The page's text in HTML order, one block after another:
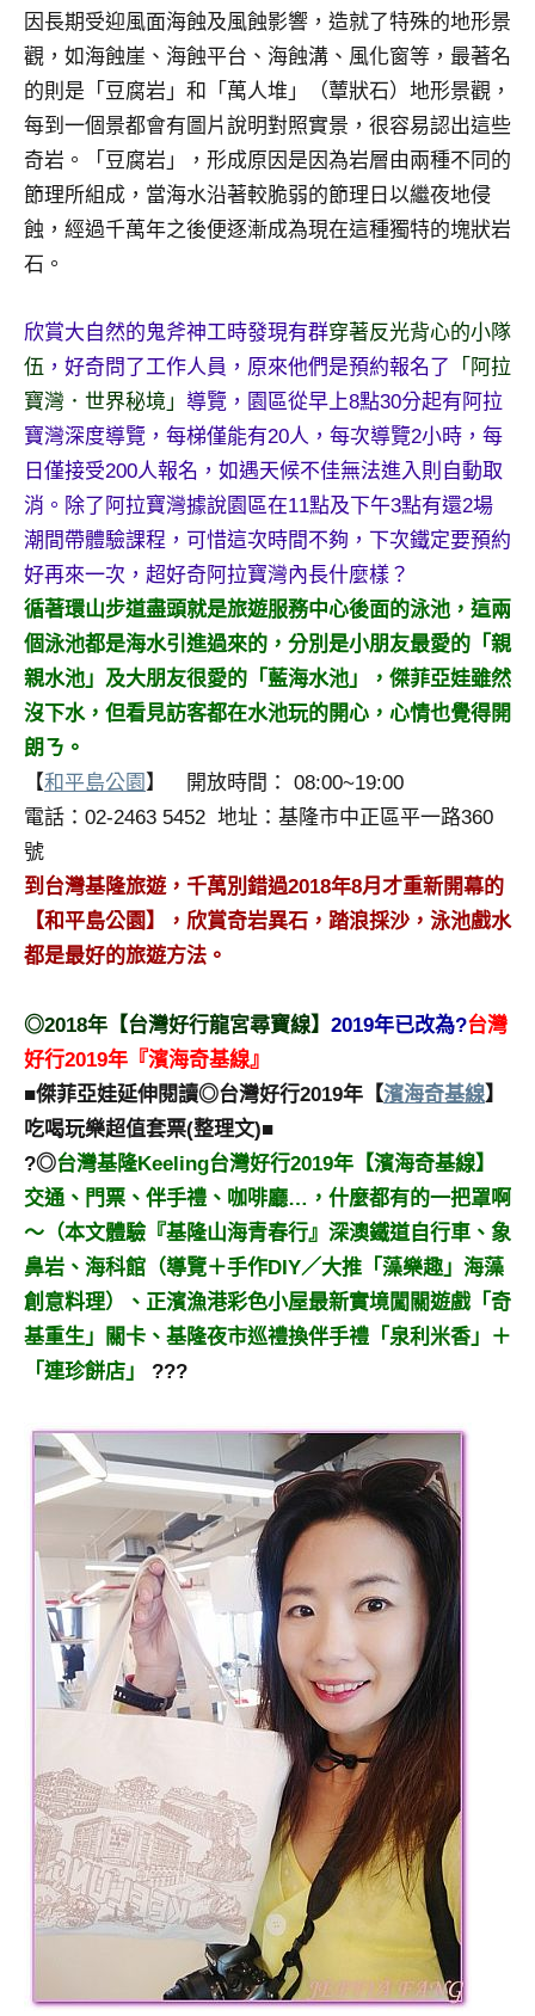
因長期受迎風面海蝕及風蝕影響，造就了特殊的地形景
觀，如海蝕崖、海蝕平台、海蝕溝、風化窗等，最著名
的則是「豆腐岩」和「萬人堆」（蕈狀石）地形景觀，
每到一個景都會有圖片說明對照實景，很容易認出這些
奇岩。「豆腐岩」，形成原因是因為岩層由兩種不同的
節理所組成，當海水沿著較脆弱的節理日以繼夜地侵
蝕，經過千萬年之後便逐漸成為現在這種獨特的塊狀岩
石。
欣賞大自然的鬼斧神工時發現有群穿著反光背心的小隊
伍 ，好奇問了工作人員，原來他們是預約報名了
「阿拉
寶灣．世界秘境」 導覽，園區從早上8點30分起有阿拉
寶灣深度導覽，每梯僅能有20人，每次導覽2小時，每
日僅接受200人報名，如遇天候不佳無法進入則自動取
消。除了阿拉寶灣據說園區在11點及下午3點有還2場
潮間帶體驗課程，可惜這次時間不夠，下次鐵定要預約
好再來一次，超好奇阿拉寶灣內長什麼樣？
循著環山步道盡頭就是旅遊服務中心後面的泳池，這兩
個泳池都是海水引進過來的，分別是小朋友最愛的「親
親水池」及大朋友很愛的「藍海水池」，傑菲亞娃雖然
沒下水，但看見訪客都在水池玩的開心，心情也覺得開
朗ㄋ。
【和平島公園 】 開放時間： 08:00~19:00
電話：02-2463 5452 地址：基隆市中正區平一路360
號
到台灣基隆旅遊，千萬別錯過2018年8月才重新開幕的
【和平島公園】，欣賞奇岩異石，踏浪採沙，泳池戲水
都是最好的旅遊方法。
◎2018年【台灣好行龍宮尋寶線】 2019年已改為?台灣
好行2019年『濱海奇基線』
■傑菲亞娃延伸閱讀◎台灣好行2019年【濱海奇基線】
吃喝玩樂超值套票(整理文)■
?◎台灣基隆Keeling台灣好行2019年【濱海奇基線】
交通、門票、伴手禮、咖啡廳…，什麼都有的一把罩啊
～（本文體驗『基隆山海青春行』深澳鐵道自行車、象
鼻岩、海科館（導覽＋手作DIY／大推「藻樂趣」海藻
創意料理）、正濱漁港彩色小屋最新實境闖關遊戲「奇
基重生」關卡、基隆夜市巡禮換伴手禮「泉利米香」＋
「連珍餅店」
???